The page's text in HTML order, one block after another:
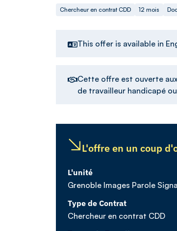
Chercheur en contrat CDD 12 mois
This offer is available in
Cette offre est ouverte
de travailleur handicapé
L'offre en un coup
L'unité
Grenoble Images Parole
Type de Contrat
Chercheur en contrat CDD